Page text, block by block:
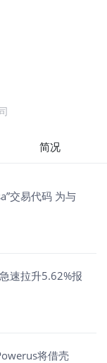
简况
交易代码 为与
速拉升5.62%报
将借壳